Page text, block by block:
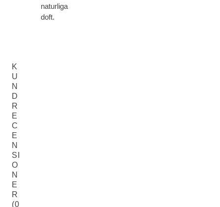
naturliga
doft.
K
U
N
D
R
E
C
E
N
SI
O
N
E
R
(0